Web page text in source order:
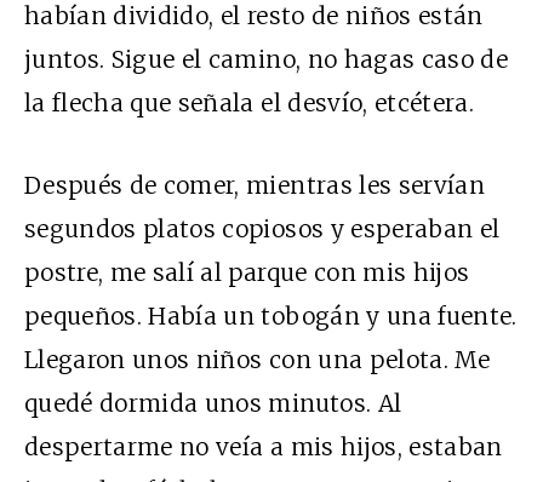
habían dividido, el resto de niños están
juntos. Sigue el camino, no hagas caso de
la flecha que señala el desvío, etcétera.
Después de comer, mientras les servían
segundos platos copiosos y esperaban el
postre, me salí al parque con mis hijos
pequeños. Había un tobogán y una fuente.
Llegaron unos niños con una pelota. Me
quedé dormida unos minutos. Al
despertarme no veía a mis hijos, estaban